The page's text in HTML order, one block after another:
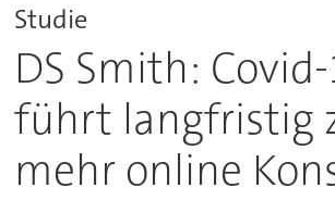
Studie
DS Smith:
führt langfristig
mehr online